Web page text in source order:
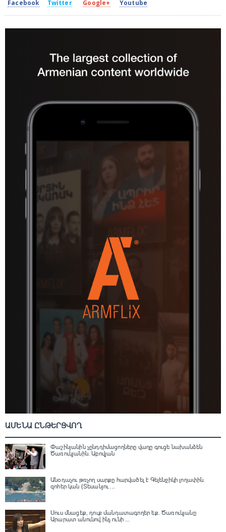
Facebook Twitter Google+ Youtube
ԱՄԵՆԱ ԸՆԹԵՐՑՎՈՂ
Փաշինյանին չընդդիմացողները վաղը գուցե նախանձեն
Ծառուկյանին. Աբովյան
Անօդաչու թռչող սարքը հարվածել է Գելենջիկի լողափին.
զոհեր կան (Տեսանյու ...
Սուս մնացեք, դուք մանդատագողեր եք․ Ծառուկյանը
Արարատ անունով ինչ ունի ...